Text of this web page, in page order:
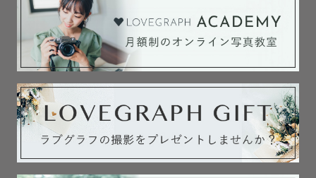
[ 七五三用 ]
手毬 / 白い和傘 / 753の木製ボード
[ その他 ]
＆の形の木製ブロック /  布製の白いピクニックシート /
ミニ黒板とチョーク / レターボード
----------  にわ について ----------